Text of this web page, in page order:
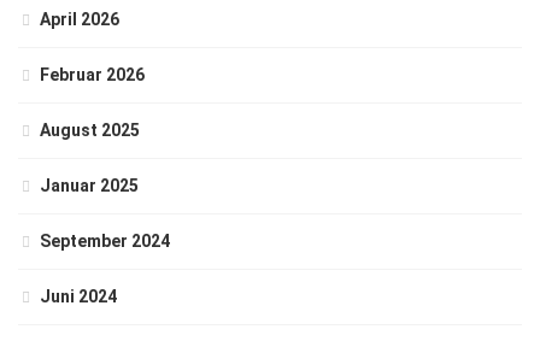
April 2026
Februar 2026
August 2025
Januar 2025
September 2024
Juni 2024